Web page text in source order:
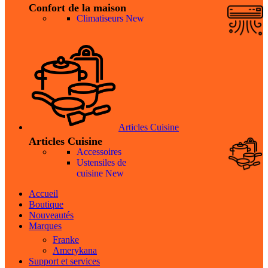
Confort de la maison
Climatiseurs New
Articles Cuisine
Articles Cuisine
Accessoires
Ustensiles de
cuisine New
Accueil
Boutique
Nouveautés
Marques
Franke
Amerykana
Support et services